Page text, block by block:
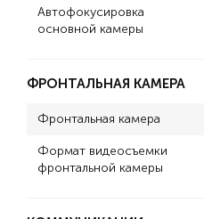
Автофокусировка
основной камеры
ФРОНТАЛЬНАЯ КАМЕРА
Фронтальная камера
Формат видеосъемки
фронтальной камеры